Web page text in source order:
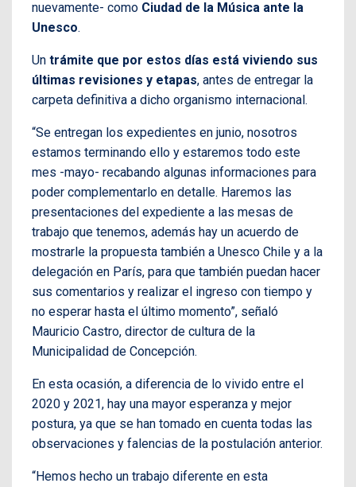
nuevamente- como Ciudad de la Música ante la
Unesco.
Un trámite que por estos días está viviendo sus
últimas revisiones y etapas, antes de entregar la
carpeta definitiva a dicho organismo internacional.
“Se entregan los expedientes en junio, nosotros
estamos terminando ello y estaremos todo este
mes -mayo- recabando algunas informaciones para
poder complementarlo en detalle. Haremos las
presentaciones del expediente a las mesas de
trabajo que tenemos, además hay un acuerdo de
mostrarle la propuesta también a Unesco Chile y a la
delegación en París, para que también puedan hacer
sus comentarios y realizar el ingreso con tiempo y
no esperar hasta el último momento”, señaló
Mauricio Castro, director de cultura de la
Municipalidad de Concepción.
En esta ocasión, a diferencia de lo vivido entre el
2020 y 2021, hay una mayor esperanza y mejor
postura, ya que se han tomado en cuenta todas las
observaciones y falencias de la postulación anterior.
“Hemos hecho un trabajo diferente en esta